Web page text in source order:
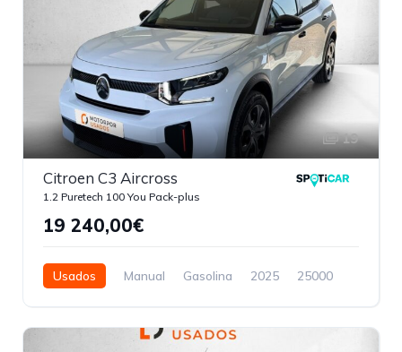
19
Citroen C3 Aircross
1.2 Puretech 100 You Pack-plus
19 240,00€
Usados Manual Gasolina 2025
25000